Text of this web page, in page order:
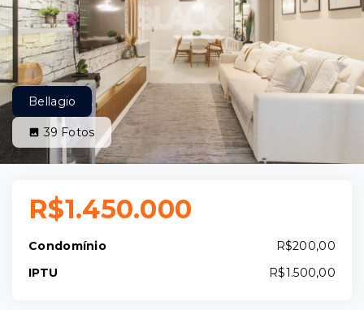
Bellagio
39 Fotos
R$1.450.000
Condomínio
R$200,00
IPTU
R$1.500,00